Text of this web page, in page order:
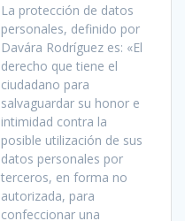
La protección de datos
personales, definido por
Davára Rodríguez es: «El
derecho que tiene el
ciudadano para
salvaguardar su honor e
intimidad contra la
posible utilización de sus
datos personales por
terceros, en forma no
autorizada, para
confeccionar una